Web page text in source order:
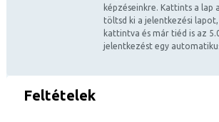
képzéseinkre. Kattints a
töltsd ki a jelentkezési
kattintva és már tiéd is az
jelentkezést egy
Feltételek